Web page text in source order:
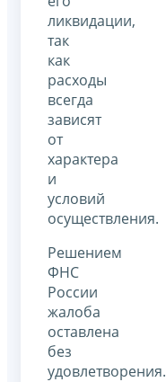
ликвидации,
так
как
расходы
всегда
зависят
от
характера
и
условий
осуществления.
Решением
ФНС
России
жалоба
оставлена
без
удовлетворения.